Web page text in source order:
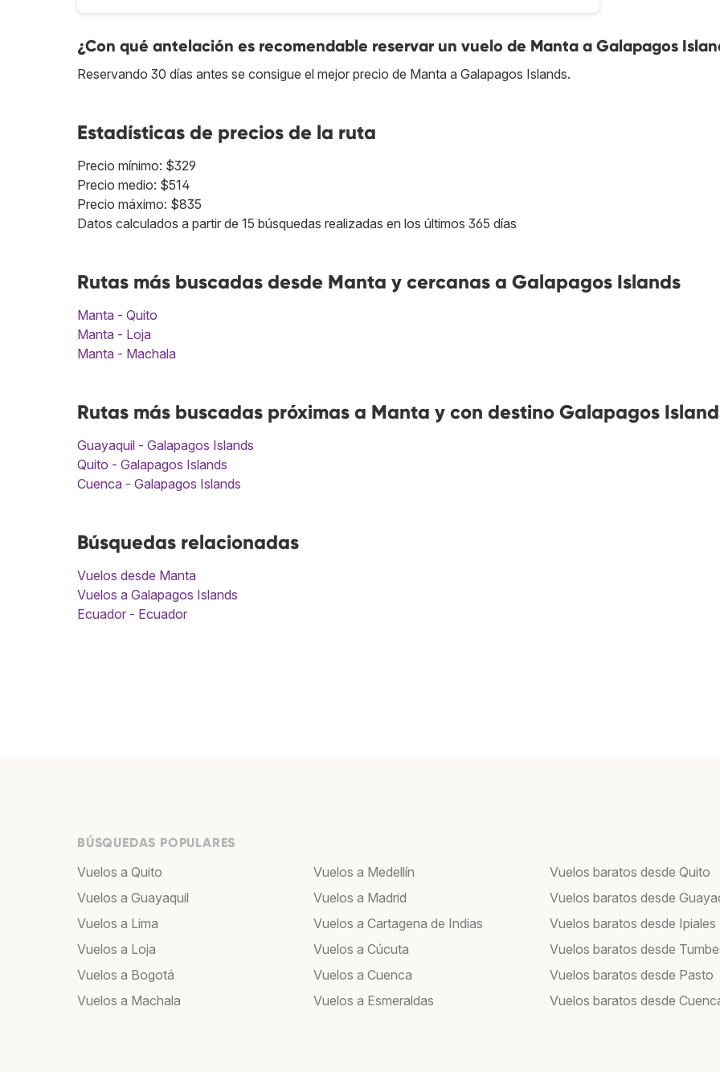
¿Con qué antelación es recomendable reservar un vuelo de Manta a Galapagos
Reservando 30 días antes se consigue el mejor precio de Manta a Galapagos Islands.
Estadísticas de precios de la ruta
Precio mínimo: $329
Precio medio: $514
Precio máximo: $835
Datos calculados a partir de 15 búsquedas realizadas en los últimos 365 días
Rutas más buscadas desde Manta y cercanas a Galapagos Islands
Manta - Quito
Manta - Loja
Manta - Machala
Rutas más buscadas próximas a Manta y con destino Galapagos
Guayaquil - Galapagos Islands
Quito - Galapagos Islands
Cuenca - Galapagos Islands
Búsquedas relacionadas
Vuelos desde Manta
Vuelos a Galapagos Islands
Ecuador - Ecuador
BÚSQUEDAS POPULARES
Vuelos a Quito
Vuelos a Guayaquil
Vuelos a Lima
Vuelos a Loja
Vuelos a Bogotá
Vuelos a Machala
Vuelos a Medellín
Vuelos a Madrid
Vuelos a Cartagena de Indias
Vuelos a Cúcuta
Vuelos a Cuenca
Vuelos a Esmeraldas
Vuelos baratos desde Quito
Vuelos baratos desde
Vuelos baratos desde Ipiales
Vuelos baratos desde
Vuelos baratos desde Pasto
Vuelos baratos desde